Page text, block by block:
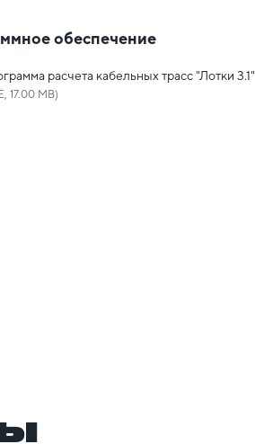
обеспечение
расчета кабельных трасс "Лотки 3.1"
17.00 MB)